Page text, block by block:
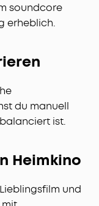
soundcore
erheblich.
du manuell
ist.
Heimkino
und